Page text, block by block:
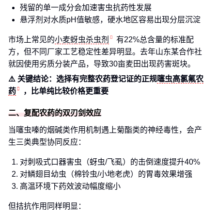
残留的单一成分会加速害虫抗药性发展
悬浮剂对水质pH值敏感，硬水地区容易出现分层沉淀
市场上常见的小麦蚜虫杀虫剂
有22%总含量的标准配
方，但不同厂家工艺稳定性差异明显。去年山东某合作社
就因使用劣质分装产品，导致30亩麦田出现药害斑块。
⚠️ 关键结论：选择有完整农药登记证的正规噻虫高氯氟农
药
，比单纯比较价格更重要
二、复配农药的双刃剑效应
当噻虫嗪的烟碱类作用机制遇上菊酯类的神经毒性，会产
生三类典型协同反应：
对刺吸式口器害虫（蚜虫/飞虱）的击倒速度提升40%
对鳞翅目幼虫（棉铃虫/小地老虎）的胃毒效果增强
高温环境下药效波动幅度缩小
但拮抗作用同样明显：